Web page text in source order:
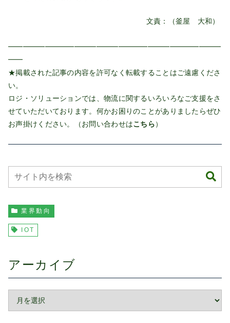
文責：（釜屋 大和）
━━━━━━━━━━━━━━━━━━━━━━━━━━━━━
━━
★掲載された記事の内容を許可なく転載することはご遠慮くださ
い。
ロジ・ソリューションでは、物流に関するいろいろなご支援をさ
せていただいております。何かお困りのことがありましたらぜひ
お声掛けください。（お問い合わせはこちら）
業界動向
IOT
アーカイブ